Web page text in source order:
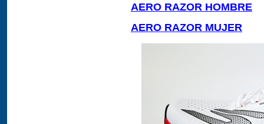
AERO RAZOR HOMBRE
AERO RAZOR MUJER